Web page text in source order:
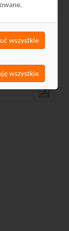
wszystkie
wszystkie
12-13